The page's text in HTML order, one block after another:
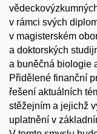
v rámci svých
v magisterském
a doktorských
a buněčná biologie
Přidělené finanční
řešení aktuálních
stěžejním a jejichž
uplatnění v